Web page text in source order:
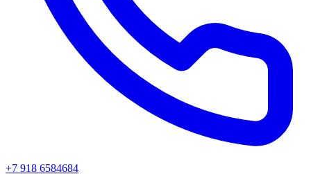
+7 918 6584684